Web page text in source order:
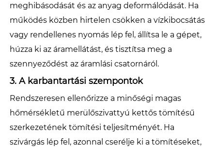
meghibásodását és az anyag deformálódását. Ha
működés közben hirtelen csökken a vízkibocsátás
vagy rendellenes nyomás lép fel, állítsa le a gépet,
húzza ki az áramellátást, és tisztítsa meg a
szennyeződést az áramlási csatornáról.
3. A karbantartási szempontok
Rendszeresen ellenőrizze a minőségi magas
hőmérsékletű merülőszivattyú kettős tömítésű
szerkezetének tömítési teljesítményét. Ha
szivárgás lép fel, azonnal cserélje ki a tömítéseket,